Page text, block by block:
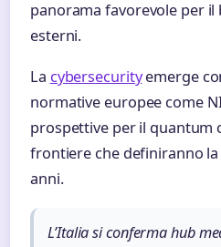
panorama favorevole per
esterni.
La cybersecurityemerge
normative europee come
prospettive per il quantum
frontiere che definiranno
anni.
L’Italia si conferma hub